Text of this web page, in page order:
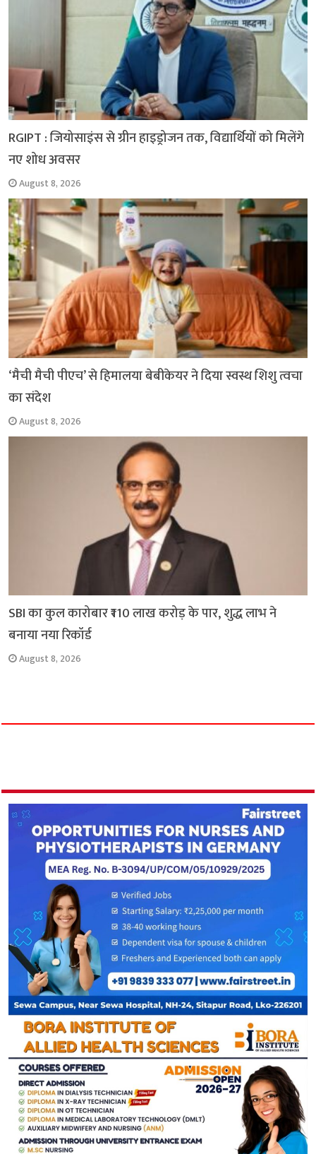
RGIPT : जियोसाइंस से ग्रीन हाइड्रोजन तक, विद्यार्थियों को मिलेंगे
नए शोध अवसर
August 8, 2026
‘मैची मैची पीएच’ से हिमालया बेबीकेयर ने दिया स्वस्थ शिशु त्वचा
का संदेश
August 8, 2026
SBI का कुल कारोबार ₹110 लाख करोड़ के पार, शुद्ध लाभ ने
बनाया नया रिकॉर्ड
August 8, 2026